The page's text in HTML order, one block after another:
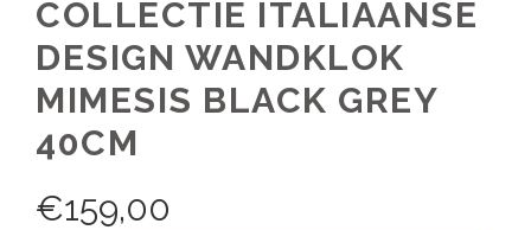
COLLECTIE ITALIAANSE
DESIGN WANDKLOK
MIMESIS BLACK GREY
40CM
€159,00